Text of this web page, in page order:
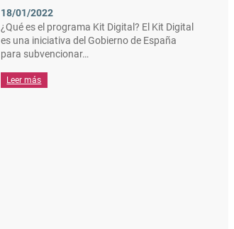
18/01/2022
¿Qué es el programa Kit Digital? El Kit Digital
es una iniciativa del Gobierno de España
para subvencionar…
Leer más